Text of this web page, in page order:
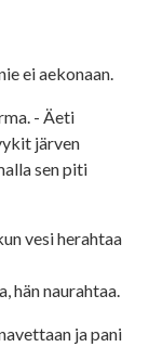
ei aekonaan.
- Äeti
järven
sen piti
vesi herahtaa
hän naurahtaa.
ja pani